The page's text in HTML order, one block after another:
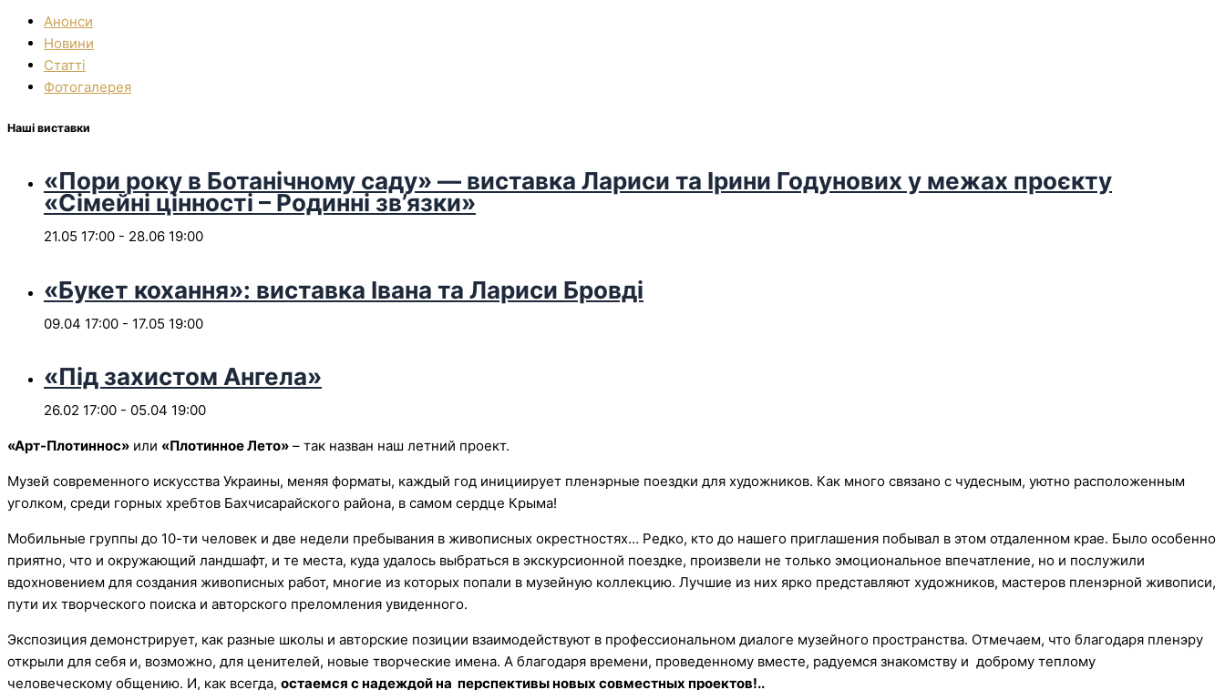
Анонси
Новини
Статті
Фотогалерея
Наші виставки
«Пори року в Ботанічному саду» — виставка Лариси та Ірини Годунових у межах проєкту
«Сімейні цінності – Родинні зв’язки»
21.05 17:00 - 28.06 19:00
«Букет кохання»: виставка Івана та Лариси Бровді
09.04 17:00 - 17.05 19:00
«Під захистом Ангела»
26.02 17:00 - 05.04 19:00
«Арт-Плотиннос» или «Плотинное Лето» – так назван наш летний проект.
Музей современного искусства Украины, меняя форматы, каждый год инициирует пленэрные поездки для художников. Как много связано с чудесным, уютно расположенным
уголком, среди горных хребтов Бахчисарайского района, в самом сердце Крыма!
Мобильные группы до 10-ти человек и две недели пребывания в живописных окрестностях… Редко, кто до нашего приглашения побывал в этом отдаленном крае. Было особенно
приятно, что и окружающий ландшафт, и те места, куда удалось выбраться в экскурсионной поездке, произвели не только эмоциональное впечатление, но и послужили
вдохновением для создания живописных работ, многие из которых попали в музейную коллекцию. Лучшие из них ярко представляют художников, мастеров пленэрной живописи,
пути их творческого поиска и авторского преломления увиденного.
Экспозиция демонстрирует, как разные школы и авторские позиции взаимодействуют в профессиональном диалоге музейного пространства. Отмечаем, что благодаря пленэру
открыли для себя и, возможно, для ценителей, новые творческие имена. А благодаря времени, проведенному вместе, радуемся знакомству и доброму теплому
человеческому общению. И, как всегда, остаемся с надеждой на перспективы новых совместных проектов!..